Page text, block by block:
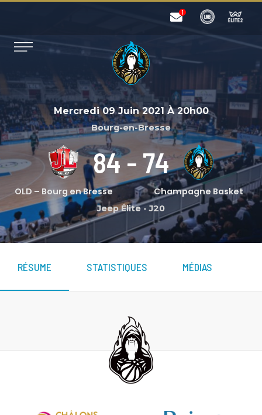
Mercredi 09 Juin 2021 À 20h00
Bourg-en-Bresse
Champagne Basket
74
-
84
OLD – Bourg en Bresse
Jeep Élite-J20
RÉSUME STATISTIQUES MÉDIAS